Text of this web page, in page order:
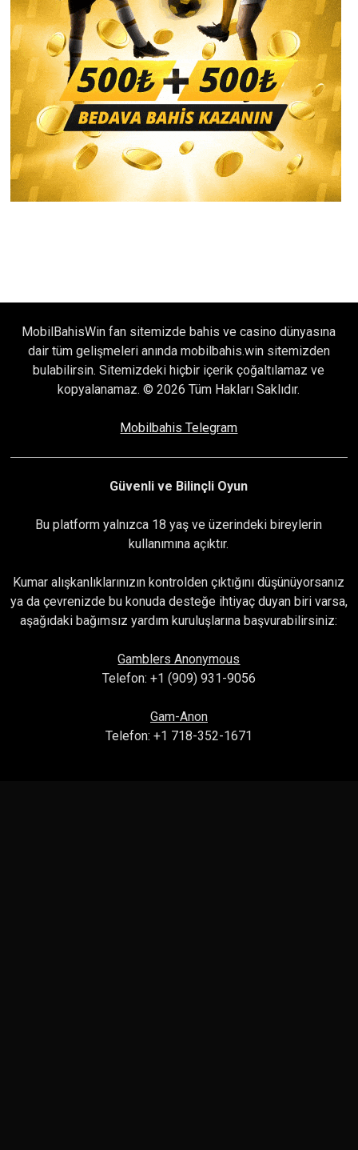
MobilBahisWin fan sitemizde bahis ve casino dünyasına
dair tüm gelişmeleri anında mobilbahis.win sitemizden
bulabilirsin. Sitemizdeki hiçbir içerik çoğaltılamaz ve
kopyalanamaz. © 2026 Tüm Hakları Saklıdır.
Mobilbahis Telegram
Güvenli ve Bilinçli Oyun
Bu platform yalnızca 18 yaş ve üzerindeki bireylerin
kullanımına açıktır.
Kumar alışkanlıklarınızın kontrolden çıktığını düşünüyorsanız
ya da çevrenizde bu konuda desteğe ihtiyaç duyan biri varsa,
aşağıdaki bağımsız yardım kuruluşlarına başvurabilirsiniz:
Gamblers Anonymous
Telefon: +1 (909) 931-9056
Gam-Anon
Telefon: +1 718-352-1671